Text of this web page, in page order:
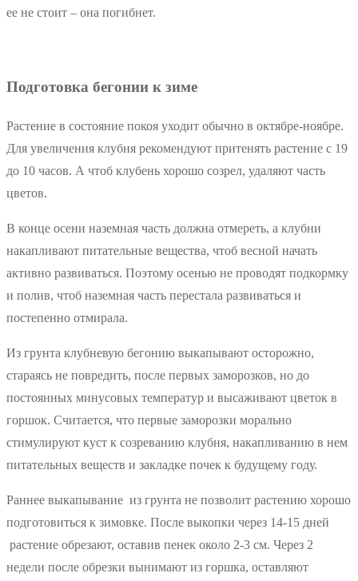
ее не стоит – она погибнет.
Подготовка бегонии к зиме
Растение в состояние покоя уходит обычно в октябре-ноябре.
Для увеличения клубня рекомендуют притенять растение с 19
до 10 часов. А чтоб клубень хорошо созрел, удаляют часть
цветов.
В конце осени наземная часть должна отмереть, а клубни
накапливают питательные вещества, чтоб весной начать
активно развиваться. Поэтому осенью не проводят подкормку
и полив, чтоб наземная часть перестала развиваться и
постепенно отмирала.
Из грунта клубневую бегонию выкапывают осторожно,
стараясь не повредить, после первых заморозков, но до
постоянных минусовых температур и высаживают цветок в
горшок. Считается, что первые заморозки морально
стимулируют куст к созреванию клубня, накапливанию в нем
питательных веществ и закладке почек к будущему году.
Раннее выкапывание из грунта не позволит растению хорошо
подготовиться к зимовке. После выкопки через 14-15 дней
растение обрезают, оставив пенек около 2-3 см. Через 2
недели после обрезки вынимают из горшка, оставляют